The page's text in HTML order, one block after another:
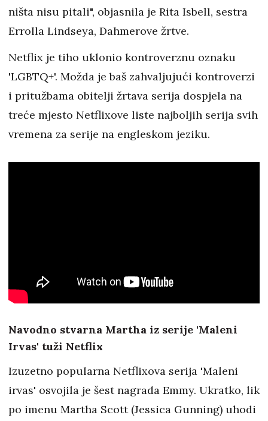
ništa nisu pitali", objasnila je Rita Isbell, sestra
Errolla Lindseya, Dahmerove žrtve.
Netflix je tiho uklonio kontroverznu oznaku
'LGBTQ+'. Možda je baš zahvaljujući kontroverzi
i pritužbama obitelji žrtava serija dospjela na
treće mjesto Netflixove liste najboljih serija svih
vremena za serije na engleskom jeziku.
Navodno stvarna Martha iz serije 'Maleni
Irvas' tuži Netflix
Izuzetno popularna Netflixova serija 'Maleni
irvas' osvojila je šest nagrada Emmy. Ukratko, lik
po imenu Martha Scott (Jessica Gunning) uhodi